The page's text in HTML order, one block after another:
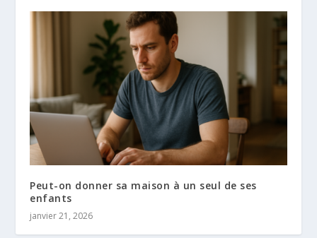
Peut-on donner sa maison à un seul de ses
enfants
janvier 21, 2026